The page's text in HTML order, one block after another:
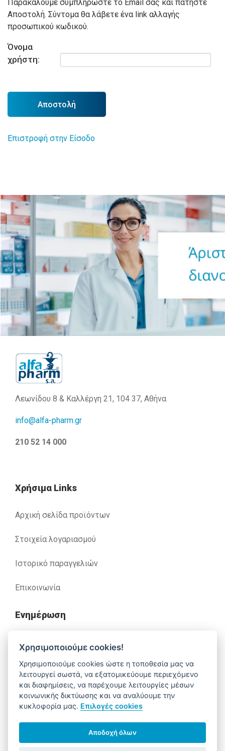
Παρακαλούμε συμπληρώστε το Email σας και πατήστε
Αποστολή. Σύντομα θα λάβετε ένα link αλλαγής
προσωπικού κωδικού.
Όνομα
χρήστη:
Αποστολή
Επιστροφή στην Είσοδο
Λεωνίδου 8 & Καλλέργη 21, 104 37, Αθήνα
info@alfa-pharm.gr
210 52 14 000
Χρήσιμα Links
Αρχική σελίδα προϊόντων
Στοιχεία λογαριασμού
Ιστορικό παραγγελιών
Επικοινωνία
Ενημέρωση
Ανακλήσεις
Βοήθεια
Έχετε απορίες. Χρειάζεστε βοήθεια;
210 52 14 037 support@alfa-pharm.gr
Χρησιμοποιούμε cookies!
Χρησιμοποιούμε cookies ώστε η τοποθεσία μας να
λειτουργεί σωστά, να εξατομικεύουμε περιεχόμενο
και διαφημίσεις, να παρέχουμε λειτουργίες μέσων
κοινωνικής δικτύωσης και να αναλύουμε την
κυκλοφορία μας. Επιλογές cookies
Αποδοχή όλων